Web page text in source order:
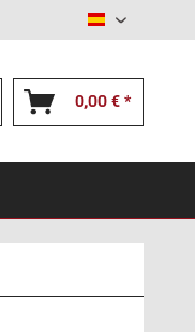
Español
0,00 € *